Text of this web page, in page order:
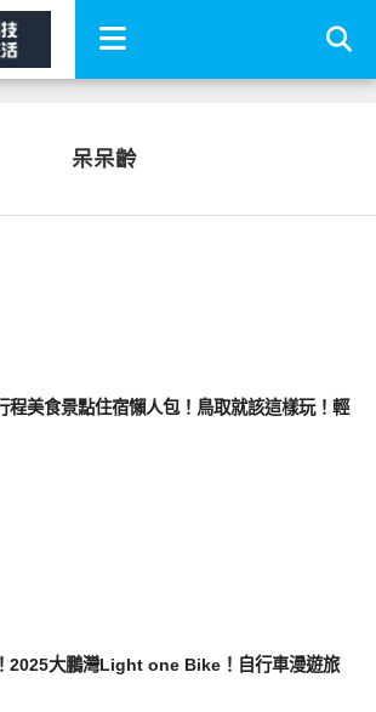
呆呆齡
程美食景點住宿懶人包！鳥取就該這樣玩！輕
2025大鵬灣Light one Bike！自行車漫遊旅